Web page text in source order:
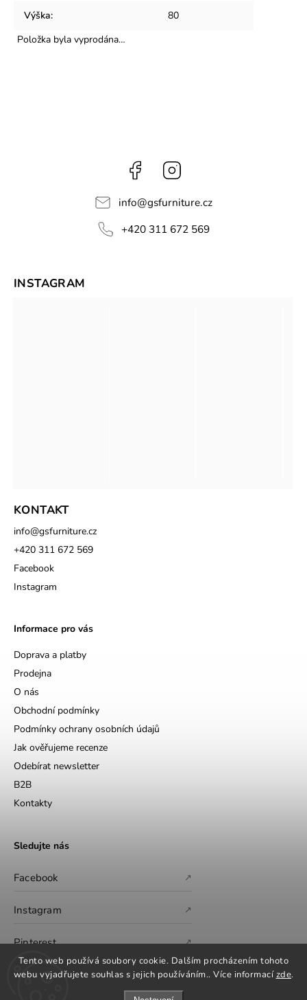
Tento web používá soubory cookie. Dalším procházením tohoto
webu vyjadřujete souhlas s jejich používáním.. Více informacízde.
Výška:
80
Položka byla vyprodána…
Facebook
info@gsfurniture.cz
+420 311 672 569
KONTAKT
info@gsfurniture.cz
+420 311 672 569
Facebook
Instagram
Informace pro vás
Doprava a platby
Prodejna
O nás
Obchodní podmínky
Podmínky ochrany osobních údajů
Jak ověřujeme recenze
Odebírat newsletter
B2B
Kontakty
INSTAGRAM
Sledujte nás
Facebook ↗
Instagram ↗
Pinterest ↗